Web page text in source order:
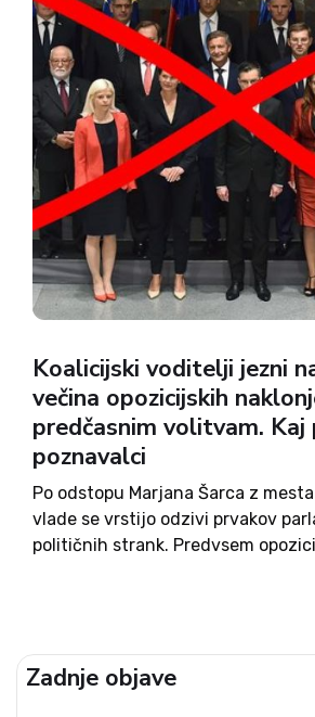
Koalicijski voditelji jezni
večina opozicijskih
predčasnim volitvam. Kaj
poznavalci
Po odstopu Marjana Šarca z
vlade se vrstijo odzivi prvakov
političnih strank. Predvsem
Glede na prve izjave ideja...
Zadnje objave